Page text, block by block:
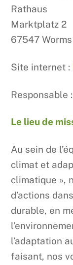
Rathaus
Marktplatz 2
67547 Worms
Site internet :
Responsable
Le lieu de
Au sein de
climat et
climatique »,
d’actions
durable, en
l’adaptation
faisant, nos